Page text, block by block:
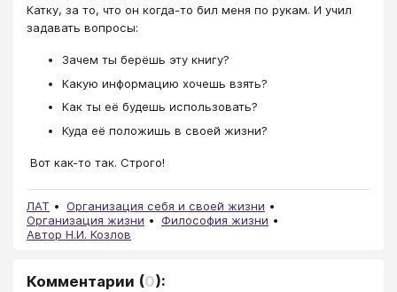
Катку, за то, что он когда-то бил меня по рукам. И учил
задавать вопросы:
Зачем ты берёшь эту книгу?
Какую информацию хочешь взять?
Как ты её будешь использовать?
Куда её положишь в своей жизни?
Вот как-то так. Строго!
ЛАТ
Организация себя и своей жизни
Организация жизни
Философия жизни
Автор Н.И. Козлов
Комментарии (0):